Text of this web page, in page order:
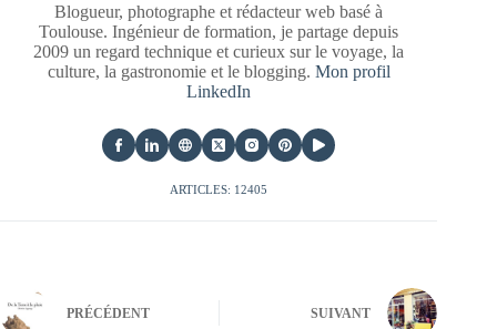
Blogueur, photographe et rédacteur web basé à
Toulouse. Ingénieur de formation, je partage depuis
2009 un regard technique et curieux sur le voyage, la
culture, la gastronomie et le blogging. Mon profil
LinkedIn
ARTICLES: 12405
PRÉCÉDENT SUIVANT